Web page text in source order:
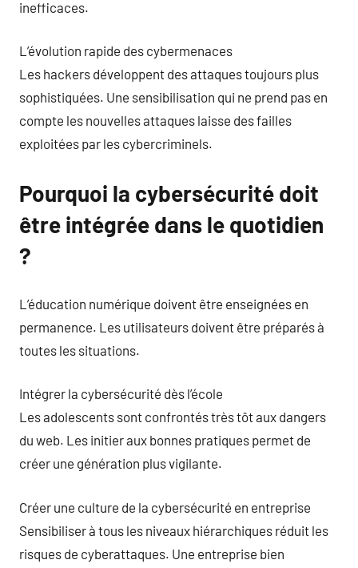
inefficaces.
L’évolution rapide des cybermenaces
Les hackers développent des attaques toujours plus
sophistiquées. Une sensibilisation qui ne prend pas en
compte les nouvelles attaques laisse des failles
exploitées par les cybercriminels.
Pourquoi la cybersécurité doit
être intégrée dans le quotidien
?
L’éducation numérique doivent être enseignées en
permanence. Les utilisateurs doivent être préparés à
toutes les situations.
Intégrer la cybersécurité dès l’école
Les adolescents sont confrontés très tôt aux dangers
du web. Les initier aux bonnes pratiques permet de
créer une génération plus vigilante.
Créer une culture de la cybersécurité en entreprise
Sensibiliser à tous les niveaux hiérarchiques réduit les
risques de cyberattaques. Une entreprise bien